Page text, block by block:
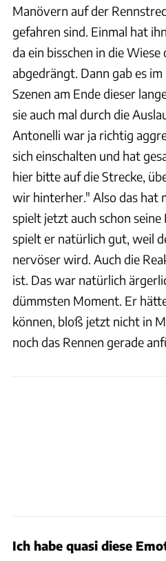
Manövern auf der
gefahren sind. Einmal hat
da ein bisschen in die
abgedrängt. Dann gab es
Szenen am Ende dieser
sie auch mal durch die
Antonelli war ja richtig
sich einschalten und hat
hier bitte auf die Strecke,
wir hinterher." Also das hat
spielt jetzt auch schon seine
spielt er natürlich gut, weil
nervöser wird. Auch die
ist. Das war natürlich
dümmsten Moment. Er
können, bloß jetzt nicht in
noch das Rennen gerade
Ich habe quasi diese